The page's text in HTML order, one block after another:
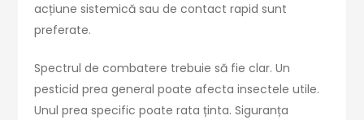
acțiune sistemică sau de contact rapid sunt
preferate.
Spectrul de combatere trebuie să fie clar. Un
pesticid prea general poate afecta insectele utile.
Unul prea specific poate rata ținta. Siguranța